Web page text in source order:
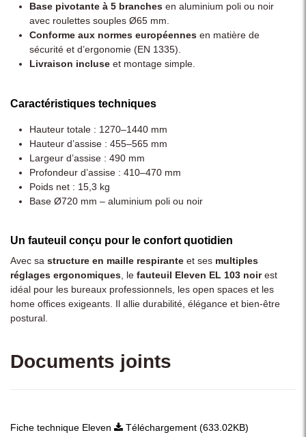
Base pivotante à 5 branches en aluminium poli ou noir
avec roulettes souples Ø65 mm.
Conforme aux normes européennes en matière de
sécurité et d’ergonomie (EN 1335).
Livraison incluse et montage simple.
Caractéristiques techniques
Hauteur totale : 1270–1440 mm
Hauteur d’assise : 455–565 mm
Largeur d’assise : 490 mm
Profondeur d’assise : 410–470 mm
Poids net : 15,3 kg
Base Ø720 mm – aluminium poli ou noir
Un fauteuil conçu pour le confort quotidien
Avec sa structure en maille respirante et ses multiples
réglages ergonomiques, le fauteuil Eleven EL 103 noirest
idéal pour les bureaux professionnels, les open spaces et les
home offices exigeants. Il allie durabilité, élégance et bien-être
postural.
Documents joints
Fiche technique Eleven Téléchargement (633.02KB)